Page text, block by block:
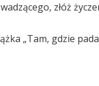
złóż
„Tam, gdzie